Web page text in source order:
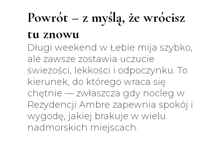
Powrót – z myślą, że wrócisz
tu znowu
Długi weekend w Łebie mija szybko,
ale zawsze zostawia uczucie
świeżości, lekkości i odpoczynku. To
kierunek, do którego wraca się
chętnie — zwłaszcza gdy nocleg w
Rezydencji Ambre zapewnia spokój i
wygodę, jakiej brakuje w wielu
nadmorskich miejscach.